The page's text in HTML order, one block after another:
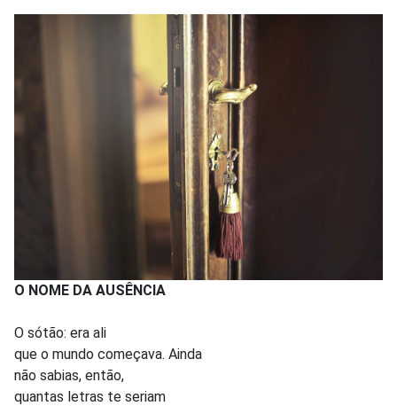
O NOME DA AUSÊNCIA
O sótão: era ali
que o mundo começava. Ainda
não sabias, então,
quantas letras te seriam